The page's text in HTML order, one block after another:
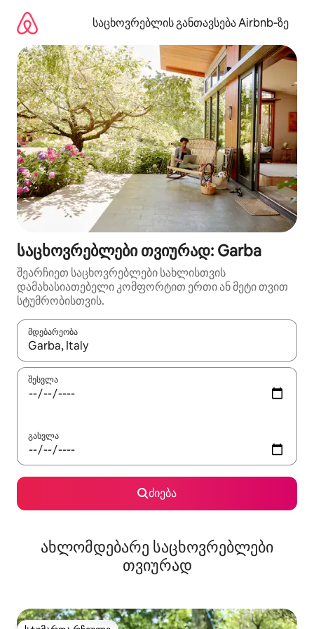
გადასვლა
საცხოვრებლის განთავსება Airbnb‑ზე
საცხოვრებლები თვიურად: Garba
შეარჩიეთ საცხოვრებლები სახლისთვის
დამახასიათებელი კომფორტით ერთი ან მეტი თვით
სტუმრობისთვის.
მდებარეობა
როცა შედეგები ხელმისაწვდომი გახდება, ნავიგაციისთვის
შესვლა
გასვლა
ძიება
ახლომდებარე საცხოვრებლები
თვიურად